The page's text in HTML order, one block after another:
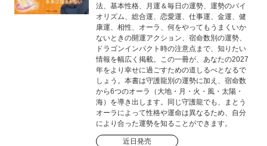
法、基本性格、月運＆毎日の運勢、運勢のバイ
オリズム、総合運、恋愛運、仕事運、金運、健
康運、相性、オーラ、何をやってもうまくいか
ないときの開運アクション、宿命数別の運勢、
ドラゴンインパクト時の注意点まで、知りたい
情報を幅広く掲載。この一冊が、あなたの2027
年をより幸せに過ごすための道しるべとなるで
しょう。本書は守護龍別の運勢に加え、宿命数
から6つのオーラ（大地・月・火・風・太陽・
海）を導き出します。同じ守護龍でも、まとう
オーラによって性格や運命は異なるため、自分
により合った運勢を知ることができます。
近日発売